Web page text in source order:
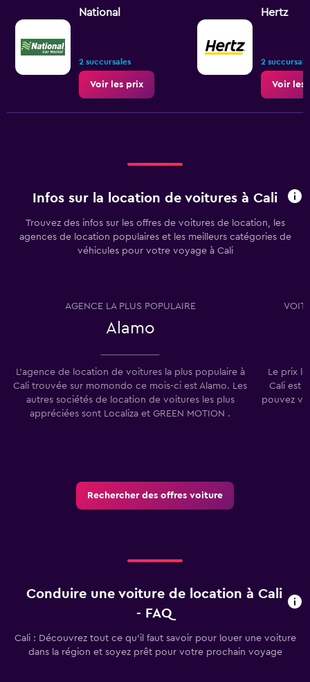
National
2 succursales
Voir les prix
Hertz
2
Voir les
Infos sur la location de voitures à Cali
Trouvez des infos sur les offres de voitures de location, les
agences de location populaires et les meilleurs catégories de
véhicules pour votre voyage à Cali
AGENCE LA PLUS POPULAIRE
Alamo
L'agence de location de voitures la plus populaire à
Cali trouvée sur momondo ce mois-ci est Alamo. Les
autres sociétés de location de voitures les plus
appréciées sont Localiza et GREEN MOTION .
Le prix
Cali est
pouvez
Rechercher des offres voiture
Conduire une voiture de location à Cali
- FAQ
Cali : Découvrez tout ce qu’il faut savoir pour louer une voiture
dans la région et soyez prêt pour votre prochain voyage